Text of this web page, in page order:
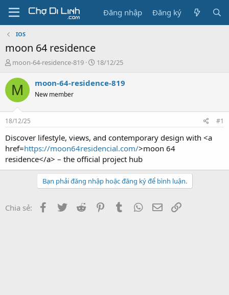
Đăng nhập Đăng ký
IOS
moon 64 residence
T
r
e
a
s
t
a
t
e
r
moon-64-residence-819
N
à
18/12/25
M moon-64-residence-819
New member
18/12/25 #1
Discover lifestyle, views, and contemporary design with <a
href=https://moon64residencial.com/>moon 64
residence</a> – the official project hub
Bạn phải đăng nhập hoặc đăng ký để bình luận.
Chia sẻ: Facebook
Twitter Reddit PinterestTumblr WhatsApp
Email